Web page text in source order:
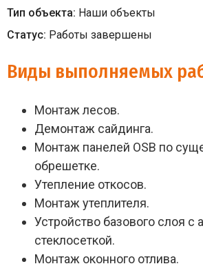
Тип объекта: Наши объекты
Статус: Работы завершены
Виды выполняемых
Монтаж лесов.
Демонтаж сайдинга.
Монтаж панелей ОSB по
обрешетке.
Утепление откосов.
Монтаж утеплителя.
Устройство базового слоя с
стеклосеткой.
Монтаж оконного отлива.